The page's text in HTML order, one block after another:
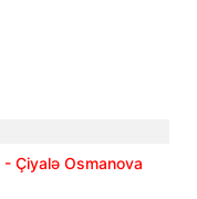
- Çiyalə Osmanova